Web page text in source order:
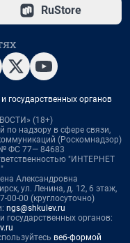
RuStore
государственных органов
(18+)
по надзору в сфере связи,
(Роскомнадзор)
ФС 77— 84683
"ИНТЕРНЕТ
Александровна
ул. Ленина, д. 12, 6 этаж,
00-00 (круглосуточно)
ngs@shkulev.ru
органов:
веб-формой